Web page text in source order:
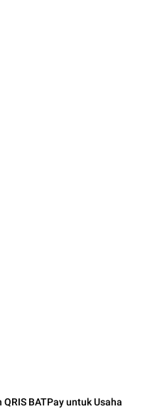
BATPay untuk Usaha